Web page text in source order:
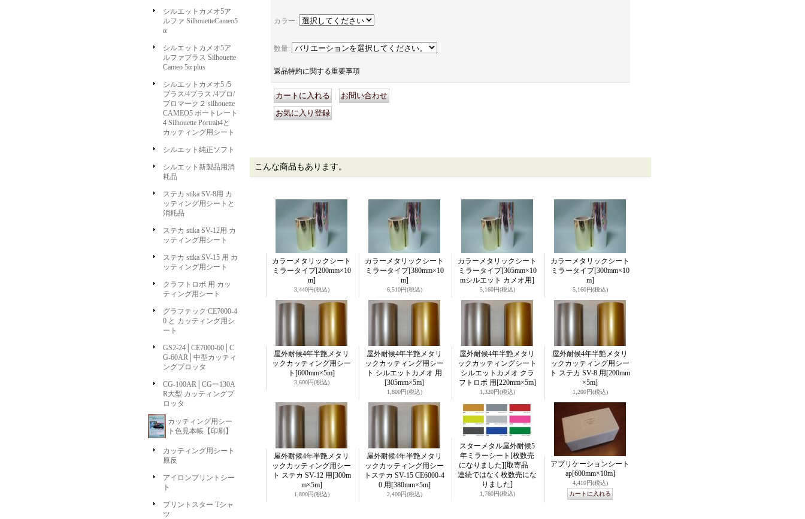
シルエットカメオ5ア
ルファ SilhouetteCameo5
α
シルエットカメオ5ア
ルファプラス Silhouette
Cameo 5α plus
シルエットカメオ5 /5
プラス/4プラス /4プロ/
プロマーク２ silhouette
CAMEO5 ポートレート
4 Silhouette Portrait4と
カッティング用シート
シルエット純正ソフト
シルエット新製品用消
耗品
ステカ stika SV-8用 カ
ッティング用シートと
消耗品
ステカ stika SV-12用 カ
ッティング用シート
ステカ stika SV-15 用 カ
ッティング用シート
クラフトロボ 用 カッ
ティング用シート
グラフテック CE7000-4
0 と カッティング用シ
ート
GS2-24│CE7000-60│C
G-60AR│中型カッティ
ングプロッタ
CG-100AR│CGー130A
R大型 カッティングプ
ロッタ
カッティング用シー
ト色見本帳【印刷】
カッティング用シート
原反
アイロンプリントシー
ト
プリントスター Tシャ
ツ
カラー:
数量:
返品特約に関する重要事項
こんな商品もあります。
カラーメタリックシート
ミラータイプ[200mm×10
m]
3,440円(税込)
カラーメタリックシート
ミラータイプ[380mm×10
m]
6,510円(税込)
カラーメタリックシート
ミラータイプ[305mm×10
mシルエット カメオ用]
5,160円(税込)
カラーメタリックシート
ミラータイプ[300mm×10
m]
5,160円(税込)
屋外耐候4年半艶メタリ
ックカッティング用シー
ト [600mm×5m]
3,600円(税込)
屋外耐候4年半艶メタリ
ックカッティング用シー
ト シルエットカメオ 用
[305mm×5m]
1,800円(税込)
屋外耐候4年半艶メタリ
ックカッティングシート
シルエットカメオ クラ
フトロボ 用 [220mm×5m]
1,320円(税込)
屋外耐候4年半艶メタリ
ックカッティング用シー
ト ステカ SV-8 用 [200mm
×5m]
1,200円(税込)
屋外耐候4年半艶メタリ
ックカッティング用シー
ト ステカ SV-12 用 [300m
m×5m]
1,800円(税込)
屋外耐候4年半艶メタリ
ックカッティング用シー
トステカ SV-15 CE6000-4
0 用 [380mm×5m]
2,400円(税込)
スターメタル屋外耐候5
年ミラーシート[枚数売
になりました][取寄品
連続ではなく枚数売にな
りました]
1,760円(税込)
アプリケーションシート
ap[600mm×10m]
4,410円(税込)